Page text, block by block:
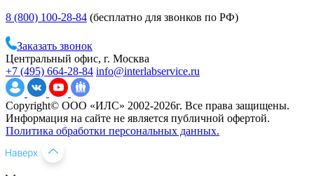
8 (800) 100-28-84 (бесплатно для звонков по РФ)
Заказать звонок
Центральный офис, г. Москва
+7 (495) 664-28-84 info@interlabservice.ru
Copyright© ООО «ИЛС» 2002-2026г. Все права защищены.
Информация на сайте не является публичной офертой.
Политика обработки персональных данных.